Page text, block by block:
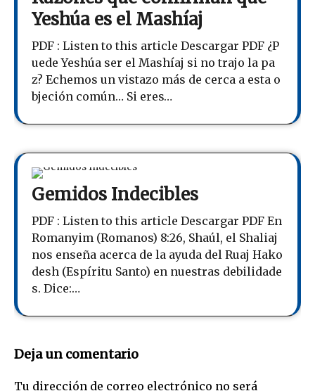
Yeshúa es el Mashíaj
PDF : Listen to this article Descargar PDF ¿P
uede Yeshúa ser el Mashíaj si no trajo la pa
z? Echemos un vistazo más de cerca a esta o
bjeción común… Si eres…
Gemidos Indecibles
PDF : Listen to this article Descargar PDF En
Romanyim (Romanos) 8:26, Shaúl, el Shaliaj
nos enseña acerca de la ayuda del Ruaj Hako
desh (Espíritu Santo) en nuestras debilidade
s. Dice:…
Deja un comentario
Tu dirección de correo electrónico no será